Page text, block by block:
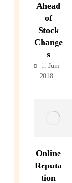
Ahead
of
Stock
Change
s
1. Juni
2018
Online
Reputa
tion